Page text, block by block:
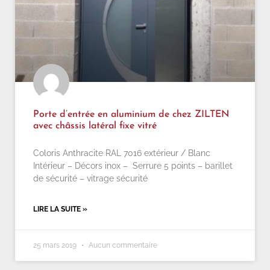
Porte d’entrée en aluminium de chez ZILTEN
avec châssis latéral fixe vitré
Coloris Anthracite RAL 7016 extérieur / Blanc
Intérieur – Décors inox – Serrure 5 points – barillet
de sécurité – vitrage sécurité
LIRE LA SUITE »
25 mars 2019 Aucun commentaire